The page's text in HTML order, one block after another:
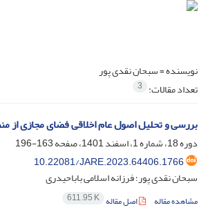
نویسنده =سبحان نقدی پور
تعداد مقالات: 3
بررسی و تحلیل اصول عام اخلاقی فضای مجازی از
دوره 18، شماره 1، اسفند 1401، صفحه
163-196
10.22081/JARE.2023.64406.1766
سبحان نقدی پور؛ فرزانه اسلامی باباحیدری
مشاهده مقاله اصل مقاله 611.95 K